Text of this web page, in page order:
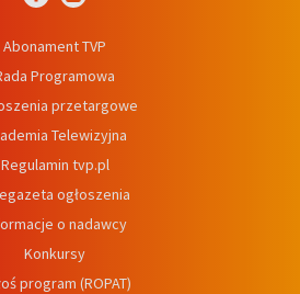
Abonament TVP
Programowa
przetargowe
Telewizyjna
Regulamin tvp.pl
ogłoszenia
o nadawcy
Konkursy
program (ROPAT)